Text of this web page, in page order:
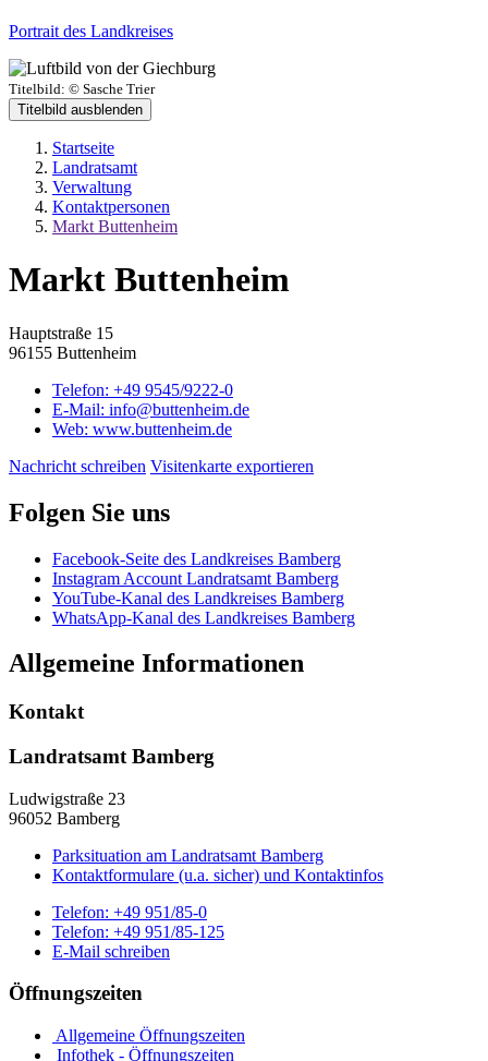
Portrait des Landkreises
Titelbild: © Sasche Trier
Titelbild ausblenden
Startseite
Landratsamt
Verwaltung
Kontaktpersonen
Markt Buttenheim
Markt Buttenheim
Hauptstraße 15
96155 Buttenheim
Telefon: +49 9545/9222-0
E-Mail: info@buttenheim.de
Web: www.buttenheim.de
Nachricht schreiben Visitenkarte exportieren
Folgen Sie uns
Facebook-Seite des Landkreises Bamberg
Instagram Account Landratsamt Bamberg
YouTube-Kanal des Landkreises Bamberg
WhatsApp-Kanal des Landkreises Bamberg
Allgemeine Informationen
Kontakt
Landratsamt Bamberg
Ludwigstraße 23
96052 Bamberg
Parksituation am Landratsamt Bamberg
Kontaktformulare (u.a. sicher) und Kontaktinfos
Telefon: +49 951/85-0
Telefon: +49 951/85-125
E-Mail schreiben
Öffnungszeiten
Allgemeine Öffnungszeiten
Infothek - Öffnungszeiten